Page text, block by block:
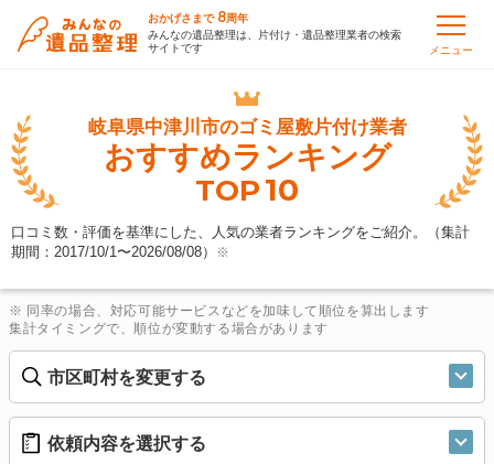
おかげさまで 8周年
みんなの遺品整理は、片付け・遺品整理業者の検索
サイトです
メニュー
岐阜県中津川市のゴミ屋敷片付け業者
おすすめランキング
TOP10
口コミ数・評価を基準にした、人気の業者ランキングをご紹介。（集計
期間：2017/10/1〜2026/08/08） ※
※ 同率の場合、対応可能サービスなどを加味して順位を算出します
集計タイミングで、順位が変動する場合があります
市区町村を変更する
依頼内容を選択する